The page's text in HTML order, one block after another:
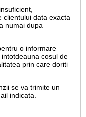
clientului data exacta
numai dupa
o informare
cosul de
prin care doriti
se va trimite un
indicata.